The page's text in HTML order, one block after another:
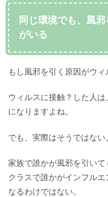
同じ環境でも、風
がいる
もし風邪を引く原因がウ
ウィルスに接触？した人
になりますよね。
でも、実際はそうではない
家族で誰かが風邪を引いて
クラスで誰かがインフル
なるわけではない。